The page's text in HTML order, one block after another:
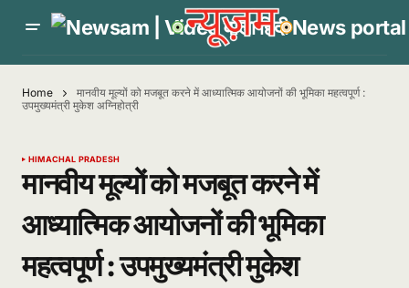
Home
मानवीय मूल्यों को मजबूत करने में आध्यात्मिक आयोजनों की भूमिका महत्वपूर्ण :
उपमुख्यमंत्री मुकेश अग्निहोत्री
HIMACHAL PRADESH
मानवीय मूल्यों को मजबूत करने में
आध्यात्मिक आयोजनों की भूमिका
महत्वपूर्ण : उपमुख्यमंत्री मुकेश